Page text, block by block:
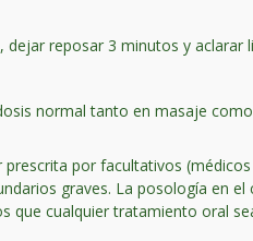
reposar 3 minutos y aclarar
normal tanto en masaje
por facultativos
graves. La posología en
que cualquier tratamiento oral